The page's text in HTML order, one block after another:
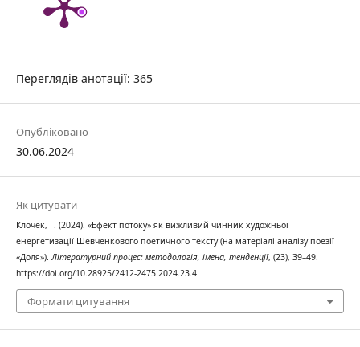
Переглядів анотації: 365
Опубліковано
30.06.2024
Як цитувати
Клочек, Г. (2024). «Ефект потоку» як вижливий чинник художньої
енергетизації Шевченкового поетичного тексту (на матеріалі аналізу поезії
«Доля»). Літературний процес: методологія, імена, тенденції, (23), 39–49.
https://doi.org/10.28925/2412-2475.2024.23.4
Формати цитування